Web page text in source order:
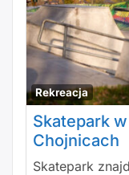
Rekreacja
Skatepark
Chojnicach
Skatepark